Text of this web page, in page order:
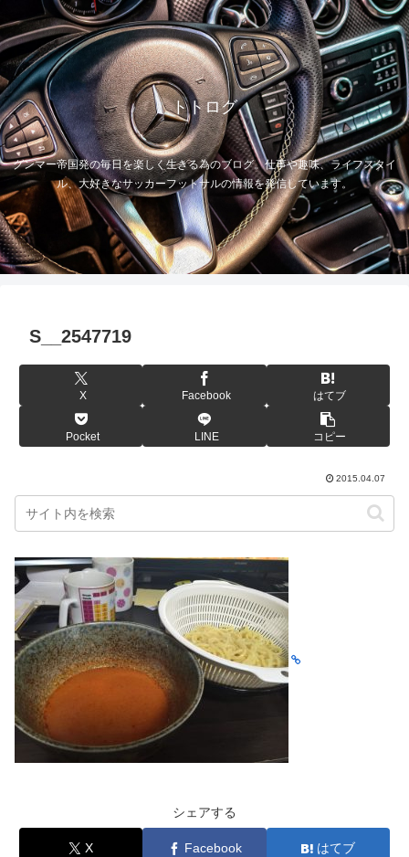
トトログ
グンマー帝国発の毎日を楽しく生きる為のブログ。仕事や趣味、ライフスタイ
ル、大好きなサッカーフットサルの情報を発信しています。
S__2547719
X Facebook はてブ
Pocket LINE コピー
2015.04.07
シェアする
X Facebook はてブ